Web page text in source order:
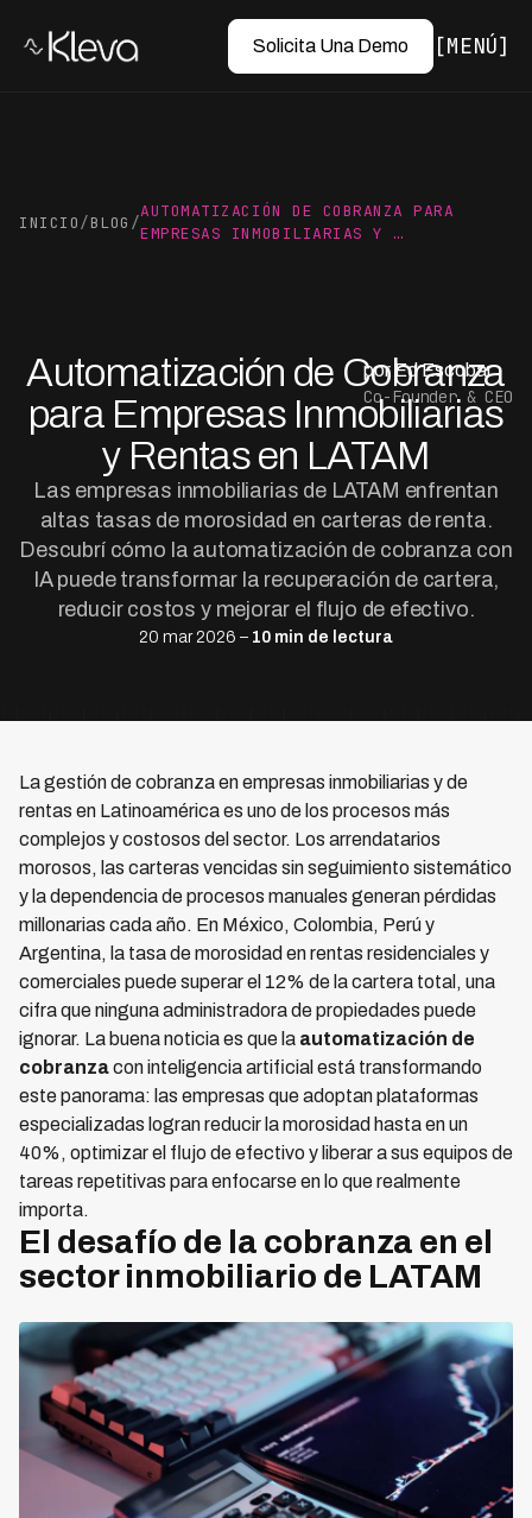
Solicita Una Demo MENÚ
INICIO/BLOG /
AUTOMATIZACIÓN DE COBRANZA PARA
EMPRESAS INMOBILIARIAS Y …
Automatización de Cobranza
para Empresas Inmobiliarias
y Rentas en LATAM
Las empresas inmobiliarias de LATAM enfrentan
altas tasas de morosidad en carteras de renta.
Descubrí cómo la automatización de cobranza con
IA puede transformar la recuperación de cartera,
reducir costos y mejorar el flujo de efectivo.
20 mar 2026 – 10 min de lectura
por Ed Escobar
Co-Founder & CEO
La gestión de cobranza en empresas inmobiliarias y de
rentas en Latinoamérica es uno de los procesos más
complejos y costosos del sector. Los arrendatarios
morosos, las carteras vencidas sin seguimiento sistemático
y la dependencia de procesos manuales generan pérdidas
millonarias cada año. En México, Colombia, Perú y
Argentina, la tasa de morosidad en rentas residenciales y
comerciales puede superar el 12% de la cartera total, una
cifra que ninguna administradora de propiedades puede
ignorar. La buena noticia es que la automatización de
cobranzacon inteligencia artificial está transformando
este panorama: las empresas que adoptan plataformas
especializadas logran reducir la morosidad hasta en un
40%, optimizar el flujo de efectivo y liberar a sus equipos de
tareas repetitivas para enfocarse en lo que realmente
importa.
El desafío de la cobranza en el
sector inmobiliario de LATAM